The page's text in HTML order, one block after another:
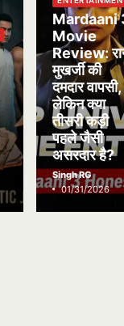
Mardaani
Movie
Review:
मुखर्जी की
दमदार वापसी,
लेकिन क्या
तीसरी कड़ी
पहले जैसी
असरदार है?
Singh RG
01/31/2026